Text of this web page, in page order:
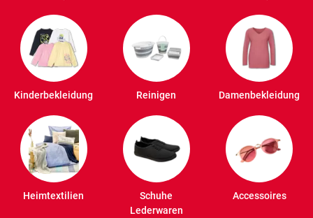
Kinderbekleidung Reinigen Damenbekleidung
Heimtextilien
Schuhe
Lederwaren
Accessoires